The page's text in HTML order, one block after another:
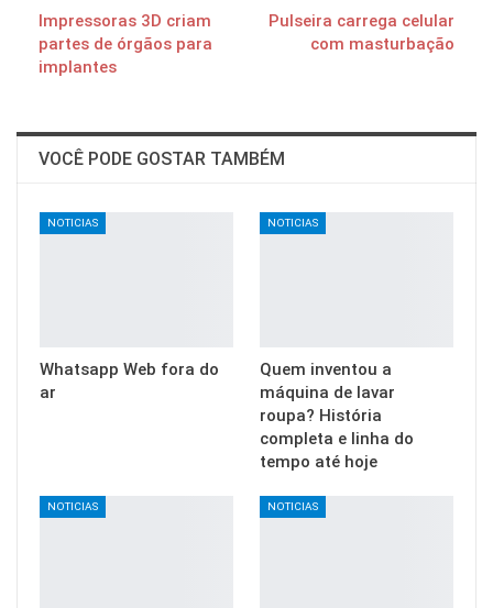
Impressoras 3D criam
partes de órgãos para
implantes
Pulseira carrega celular
com masturbação
VOCÊ PODE GOSTAR TAMBÉM
NOTICIAS
Whatsapp Web fora do
ar
NOTICIAS
Quem inventou a
máquina de lavar
roupa? História
completa e linha do
tempo até hoje
NOTICIAS NOTICIAS